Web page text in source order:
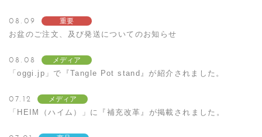
08.09 重要
お盆のご注文、及び発送についてのお知らせ
08.08 メディア
「oggi.jp」で『Tangle Pot stand』が紹介されました。
07.12 メディア
「HEIM（ハイム）」に『補充改革』が掲載されました。